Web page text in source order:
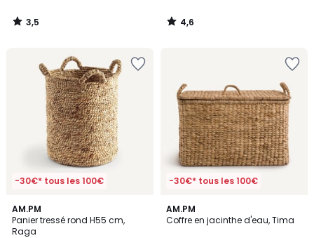
3,5
/
4,6
/
-30€* tous les 100€
AM.PM
Panier tressé rond H55 cm,
Raga
4,6
/ 5
-30€* tous les 100€
AM.PM
Coffre en jacinthe d'eau, Tima
5
/